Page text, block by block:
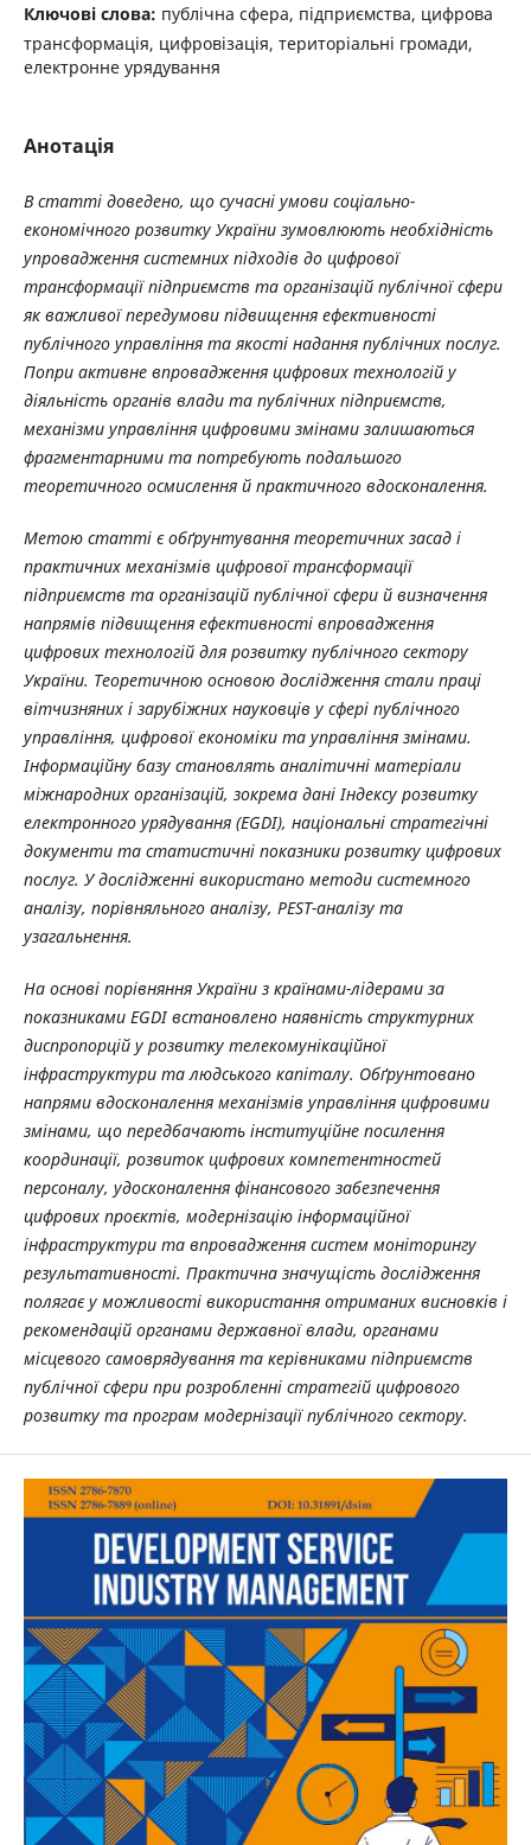
Ключові слова: публічна сфера, підприємства, цифрова
трансформація, цифровізація, територіальні громади,
електронне урядування
Анотація
В статті доведено, що сучасні умови соціально-
економічного розвитку України зумовлюють необхідність
упровадження системних підходів до цифрової
трансформації підприємств та організацій публічної сфери
як важливої передумови підвищення ефективності
публічного управління та якості надання публічних послуг.
Попри активне впровадження цифрових технологій у
діяльність органів влади та публічних підприємств,
механізми управління цифровими змінами залишаються
фрагментарними та потребують подальшого
теоретичного осмислення й практичного вдосконалення.
Метою статті є обґрунтування теоретичних засад і
практичних механізмів цифрової трансформації
підприємств та організацій публічної сфери й визначення
напрямів підвищення ефективності впровадження
цифрових технологій для розвитку публічного сектору
України. Теоретичною основою дослідження стали праці
вітчизняних і зарубіжних науковців у сфері публічного
управління, цифрової економіки та управління змінами.
Інформаційну базу становлять аналітичні матеріали
міжнародних організацій, зокрема дані Індексу розвитку
електронного урядування (EGDI), національні стратегічні
документи та статистичні показники розвитку цифрових
послуг. У дослідженні використано методи системного
аналізу, порівняльного аналізу, PEST-аналізу та
узагальнення.
На основі порівняння України з країнами-лідерами за
показниками EGDI встановлено наявність структурних
диспропорцій у розвитку телекомунікаційної
інфраструктури та людського капіталу. Обґрунтовано
напрями вдосконалення механізмів управління цифровими
змінами, що передбачають інституційне посилення
координації, розвиток цифрових компетентностей
персоналу, удосконалення фінансового забезпечення
цифрових проєктів, модернізацію інформаційної
інфраструктури та впровадження систем моніторингу
результативності. Практична значущість дослідження
полягає у можливості використання отриманих висновків і
рекомендацій органами державної влади, органами
місцевого самоврядування та керівниками підприємств
публічної сфери при розробленні стратегій цифрового
розвитку та програм модернізації публічного сектору.